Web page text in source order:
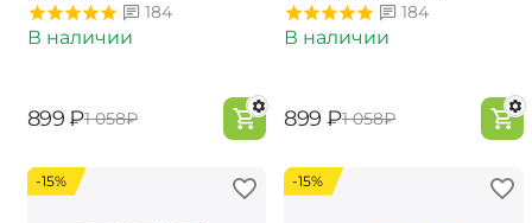
184
В наличии
‍899‍ ₽‍1 058‍₽
184
В наличии
‍899‍ ₽‍1 058‍₽
-15% -15%